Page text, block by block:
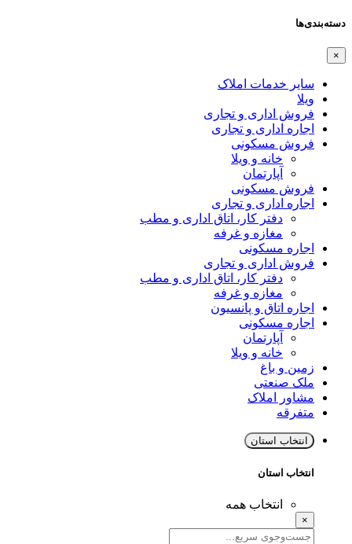
دسته‌بندی‌ها
×
سایر خدمات املاک
ویلا
فروش اداری و تجاری
اجاره اداری و تجاری
فروش مسکونی
خانه و ویلا
آپارتمان
فروش مسکونی
اجاره اداری و تجاری
دفتر کار، اتاق اداری و مطب
مغازه و غرفه
اجاره مسکونی
فروش اداری و تجاری
دفتر کار، اتاق اداری و مطب
مغازه و غرفه
اجاره اتاق و پانسیون
اجاره مسکونی
آپارتمان
خانه و ویلا
زمین و باغ
ملک صنعتی
مشاور املاک
متفرقه
انتخاب استان
انتخاب استان
انتخاب همه
×